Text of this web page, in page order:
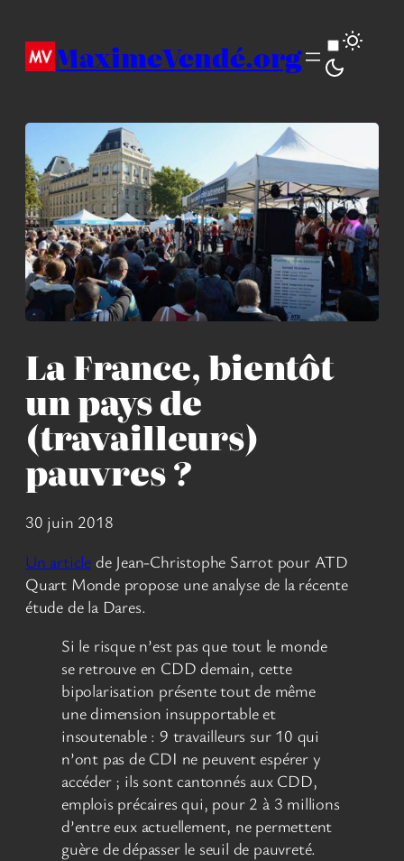
contenuMaximeVendé.org
La France, bientôt
un pays de
(travailleurs)
pauvres ?
30 juin 2018
Un article de Jean-Christophe Sarrot pour ATD
Quart Monde propose une analyse de la récente
étude de la Dares.
Si le risque n’est pas que tout le monde
se retrouve en CDD demain, cette
bipolarisation présente tout de même
une dimension insupportable et
insoutenable : 9 travailleurs sur 10 qui
n’ont pas de CDI ne peuvent espérer y
accéder ; ils sont cantonnés aux CDD,
emplois précaires qui, pour 2 à 3 millions
d’entre eux actuellement, ne permettent
guère de dépasser le seuil de pauvreté.